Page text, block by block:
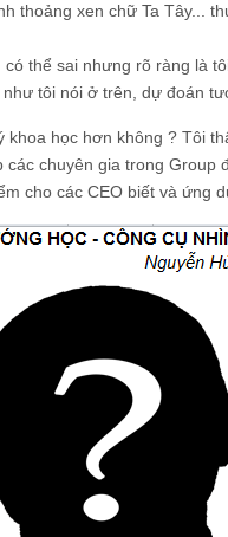
thoảng xen chữ Ta Tây...
thể sai nhưng rõ ràng là
tôi nói ở trên, dự đoán
khoa học hơn không ? Tôi
chuyên gia trong Group
cho các CEO biết và ứng